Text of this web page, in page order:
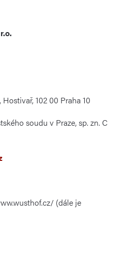
102 00 Praha 10
soudu v Praze, sp. zn. C
(dále je